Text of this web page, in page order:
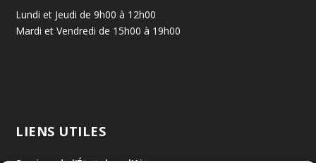
Lundi et Jeudi de 9h00 à 12h00
Mardi et Vendredi de 15h00 à 19h00
LIENS UTILES